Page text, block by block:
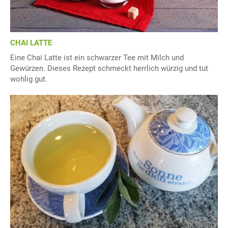
CHAI LATTE
Eine Chai Latte ist ein schwarzer Tee mit Milch und
Gewürzen. Dieses Rezept schmeckt herrlich würzig und tut
wohlig gut.